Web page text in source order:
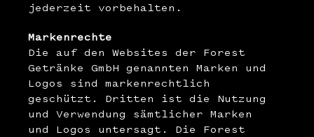
jederzeit vorbehalten.
Markenrechte
Die auf den Websites der Forest
Getränke GmbH genannten Marken und
Logos sind markenrechtlich
geschützt. Dritten ist die Nutzung
und Verwendung sämtlicher Marken
und Logos untersagt. Die Forest